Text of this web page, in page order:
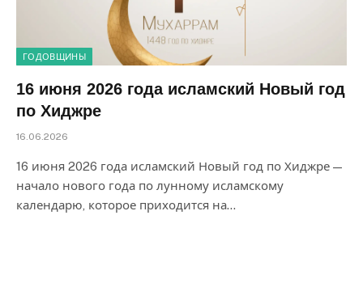
ГОДОВЩИНЫ
16 июня 2026 года исламский Новый год
по Хиджре
16.06.2026
16 июня 2026 года исламский Новый год по Хиджре —
начало нового года по лунному исламскому
календарю, которое приходится на…